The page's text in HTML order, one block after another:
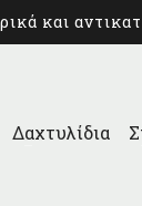
και
Δαχτυλίδια